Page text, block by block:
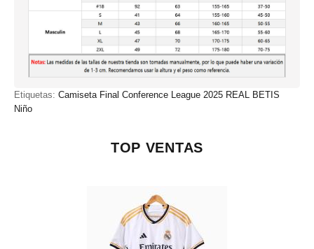
Etiquetas: Camiseta Final Conference League 2025 REAL BETIS
Niño
TOP VENTAS